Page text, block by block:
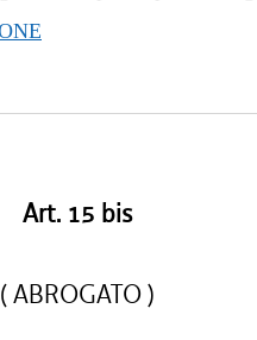
Art. 15 bis
( ABROGATO )